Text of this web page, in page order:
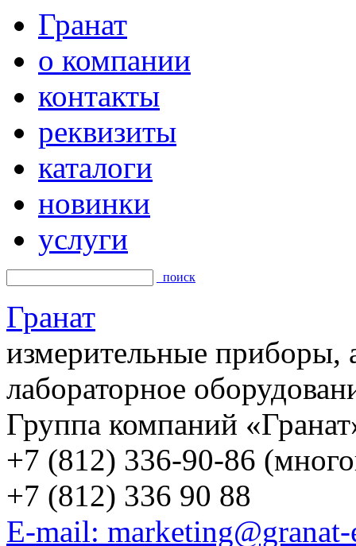
Гранат
о компании
контакты
реквизиты
каталоги
новинки
услуги
поиск
Гранат
измерительные приборы,
лабораторное
Группа компаний
+7 (812) 336-90-86
+7 (812) 336 90 88
E-mail: